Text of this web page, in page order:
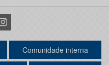
Comunidade interna